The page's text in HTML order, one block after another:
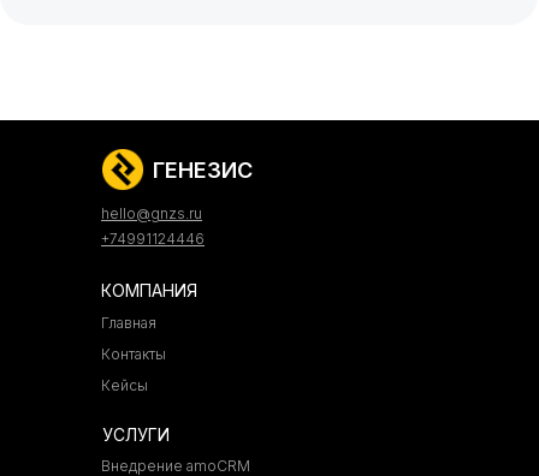
ГЕНЕЗИС
hello@gnzs.ru
+74991124446
Главная
Контакты
Внедрение amoCRM
КОМПАНИЯ
УСЛУГИ
Кейсы